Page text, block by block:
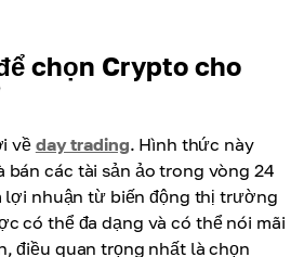
chọn Crypto cho
về day trading. Hình thức này
bán các tài sản ảo trong vòng 24
lợi nhuận từ biến động thị trường
có thể đa dạng và có thể nói mãi
điều quan trọng nhất là chọn